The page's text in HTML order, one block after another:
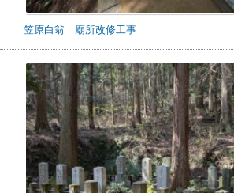
笠原白翁 廟所改修工事